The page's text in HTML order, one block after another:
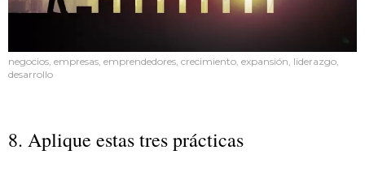
negocios, empresas, emprendedores, crecimiento, expansión, liderazgo,
desarrollo
8. Aplique estas tres prácticas